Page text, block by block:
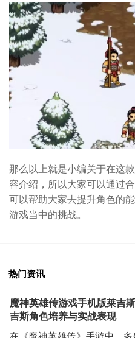
那么以上就是小编关于在这
容介绍，所以大家可以通过
可以帮助大家去提升角色的
游戏当中的挑战。
热门资讯
魔神英雄传游戏手机版莱吉
吉斯角色培养与实战表现